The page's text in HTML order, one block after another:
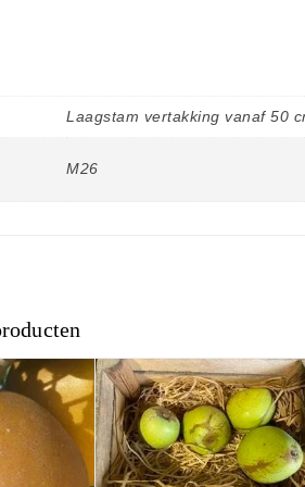
Laagstam vertakking vanaf 50
M26